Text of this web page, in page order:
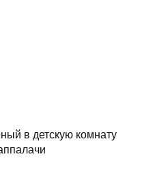
в детскую комнату